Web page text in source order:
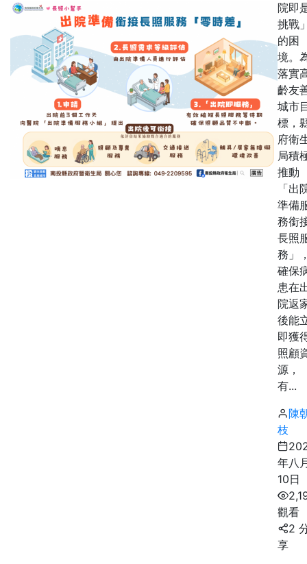
院即
挑戰
的困
境。
落實
齡友
城市
標，
府衛
局積
推動
「出
準備
務銜
長照
務」
確保
患在
院返
後能
即獲
照顧
源，
有...
陳
枝
年八
10日
觀看
2
享